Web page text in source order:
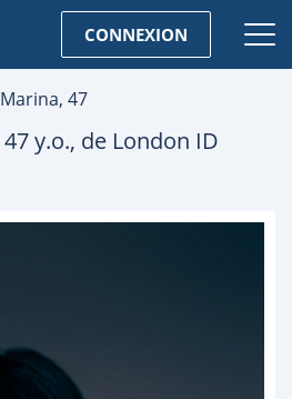
CONNEXION
Marina, 47
47y.o., de London ID